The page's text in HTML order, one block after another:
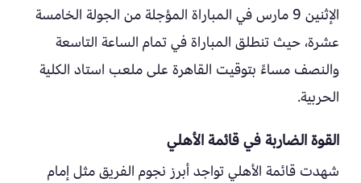
الإثنين 9 مارس في المباراة المؤجلة من الجولة الخامسة
عشرة، حيث تنطلق المباراة في تمام الساعة التاسعة
والنصف مساءً بتوقيت القاهرة على ملعب استاد الكلية
الحربية.
القوة الضاربة في قائمة الأهلي
شهدت قائمة الأهلي تواجد أبرز نجوم الفريق مثل إمام